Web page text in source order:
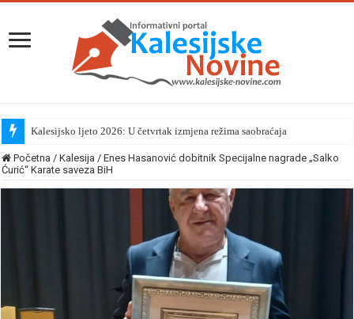
Kalesijsko ljeto 2026: U četvrtak izmjena režima saobraćaja
Početna / Kalesija / Enes Hasanović dobitnik Specijalne nagrade „Salko
Ćurić“ Karate saveza BiH